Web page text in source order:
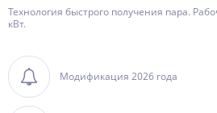
Технология быстрого получения пара.
кВт.
Модификация 2026 года